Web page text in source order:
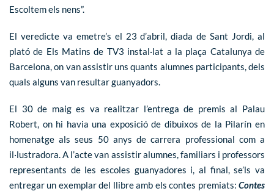
Escoltem els nens”.
El veredicte va emetre’s el 23 d’abril, diada de Sant Jordi, al
plató de Els Matins de TV3 instal·lat a la plaça Catalunya de
Barcelona, on van assistir uns quants alumnes participants, dels
quals alguns van resultar guanyadors.
El 30 de maig es va realitzar l’entrega de premis al Palau
Robert, on hi havia una exposició de dibuixos de la Pilarín en
homenatge als seus 50 anys de carrera professional com a
il·lustradora. A l’acte van assistir alumnes, familiars i professors
representants de les escoles guanyadores i, al final, se’ls va
entregar un exemplar del llibre amb els contes premiats: Contes